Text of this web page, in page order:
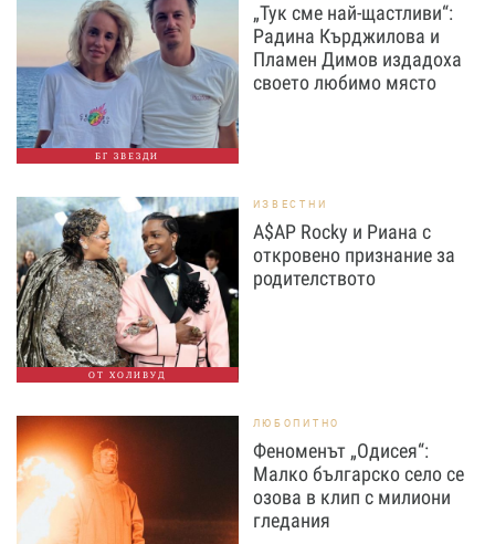
БГ ЗВЕЗДИ
„Тук сме най-щастливи“:
Радина Кърджилова и
Пламен Димов издадоха
своето любимо място
ОТ ХОЛИВУД
ИЗВЕСТНИ
A$AP Rocky и Риана с
откровено признание за
родителството
ЛЮБОПИТНО
Феноменът „Одисея“:
Малко българско село се
озова в клип с милиони
гледания